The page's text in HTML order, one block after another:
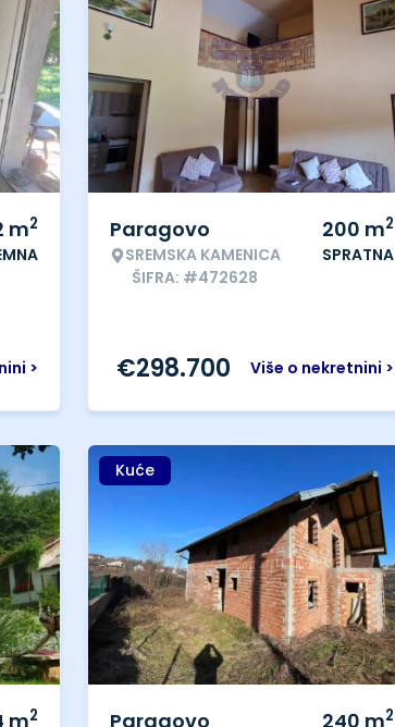
m2
>
Paragovo
SREMSKA KAMENICA
ŠIFRA: #472628
200 m2
SPRATNA
Više o nekretnini >
€298.700
m2
Kuće
Paragovo 240 m2